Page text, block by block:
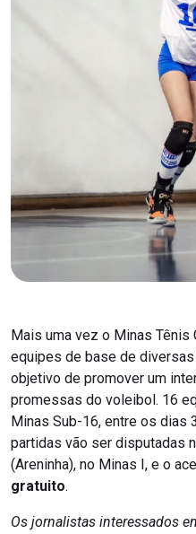
Mais uma vez o Minas Tênis
equipes de base de
objetivo de promover um
promessas do voleibol. 16
Minas Sub-16, entre os dias
partidas vão ser disputadas
(Areninha), no Minas I, e o
gratuito.
Os jornalistas interessados